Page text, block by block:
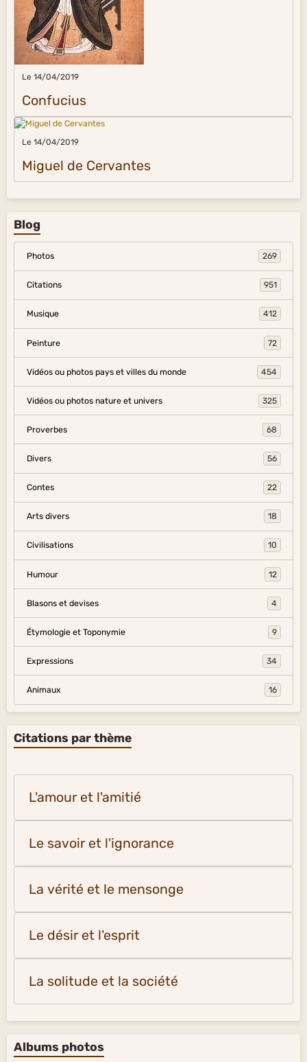
Le 14/04/2019
Confucius
Le 14/04/2019
Miguel de Cervantes
Blog
Photos 269
Citations 951
Musique 412
Peinture 72
Vidéos ou photos pays et villes du monde 454
Vidéos ou photos nature et univers 325
Proverbes 68
Divers 56
Contes 22
Arts divers 18
Civilisations 10
Humour 12
Blasons et devises 4
Étymologie et Toponymie 9
Expressions 34
Animaux 16
Citations par thème
L'amour et l'amitié
Le savoir et l'ignorance
La vérité et le mensonge
Le désir et l'esprit
La solitude et la société
Albums photos